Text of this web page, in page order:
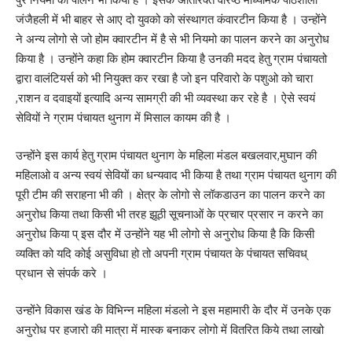
जंजैहली में भी बाहर से आए दो युवको को संस्थागत कंवारटीन किया है । उन्होंने
ने अन्य लोगो से जो होम क्वारटीन में है से भी नियमो का पालन करने का अनुरोध
किया है । उन्होंने कहा कि होम क्वारटीन किया है उनकी मदद हेतु ग्राम पंचायतो
द्वारा वालंटियर्स को भी नियुक्त कर रखा है जो इन परिवारो के पशुओ को चारा
,राशन व दवाइयों इत्यादि अन्य सामग्री की भी व्यवस्था कर रहे है । ऐसे स्वयं
सेवियों ने ग्राम पंचायत थुनाग में मिसाल कायम की है ।
उन्होंने इस कार्य हेतु ग्राम पंचायत थुनाग के महिला मंडल बखलवार,मुघान की
महिलाओ व अन्य स्वयं सेवियों का धन्यवाद भी किया है तथा ग्राम पंचायत थुनाग की
पूरी टीम की सराहना भी की । क्षेत्र के लोगो से लॉकडाउन का पालन करने का
अनुरोध किया तथा किसी भी तरह झूठी सूचनाओं के प्रचार प्रसार न करने का
अनुरोध किया प् इस दौर में उन्होंने यह भी लोगो से अनुरोध किया है कि किसी
व्यक्ति को यदि कोई असुविधा हो तो अपनी ग्राम पंचायत के पंचायत सचिवध्
प्रधान से संपर्क करे ।
उन्होंने विकास खंड के विभिन्न महिला मंडलो ने इस महामारी के दौर में उनके एक
अनुरोध पर हजारो की मात्रा में मास्क बनाकर लोगो में वितरित किये तथा लाखो